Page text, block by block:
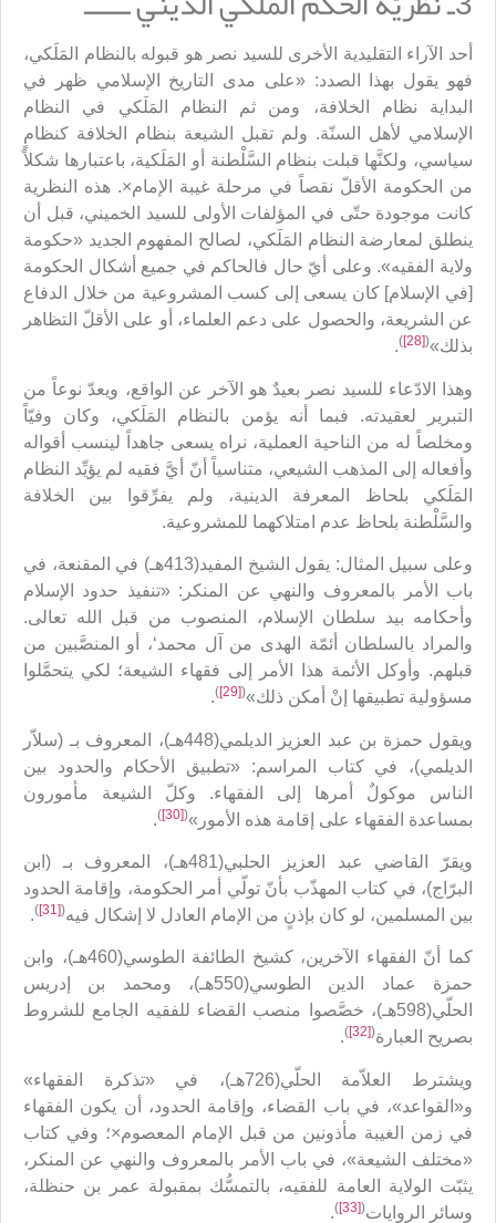
أحد الآراء التقليدية الأخرى للسيد نصر هو قبوله بالنظام المَلَكي،
فهو يقول بهذا الصدد: «على مدى التاريخ الإسلامي ظهر في
البداية نظام الخلافة، ومن ثم النظام المَلَكي في النظام
الإسلامي لأهل السنّة. ولم تقبل الشيعة بنظام الخلافة كنظامٍ
سياسي، ولكنَّها قبلت بنظام السَّلْطنة أو المَلَكية، باعتبارها شكلاً
من الحكومة الأقلّ نقصاً في مرحلة غيبة الإمام×. هذه النظرية
كانت موجودة حتّى في المؤلفات الأولى للسيد الخميني، قبل أن
ينطلق لمعارضة النظام المَلَكي، لصالح المفهوم الجديد «حكومة
ولاية الفقيه». وعلى أيّ حال فالحاكم في جميع أشكال الحكومة
[في الإسلام] كان يسعى إلى كسب المشروعية من خلال الدفاع
عن الشريعة، والحصول على دعم العلماء، أو على الأقلّ التظاهر
بذلك»(
[28]
)
.
وهذا الادّعاء للسيد نصر بعيدٌ هو الآخر عن الواقع، ويعدّ نوعاً من
التبرير لعقيدته. فبما أنه يؤمن بالنظام المَلَكي، وكان وفيّاً
ومخلصاً له من الناحية العملية، نراه يسعى جاهداً لينسب أقواله
وأفعاله إلى المذهب الشيعي، متناسياً أنّ أيَّ فقيه لم يؤيِّد النظام
المَلَكي بلحاظ المعرفة الدينية، ولم يفرِّقوا بين الخلافة
والسَّلْطنة بلحاظ عدم امتلاكهما للمشروعية.
وعلى سبيل المثال: يقول الشيخ المفيد(413هـ) في المقنعة، في
باب الأمر بالمعروف والنهي عن المنكر: «تنفيذ حدود الإسلام
وأحكامه بيد سلطان الإسلام، المنصوب من قبل الله تعالى.
والمراد بالسلطان أئمّة الهدى من آل محمد‘، أو المنصَّبين من
قبلهم. وأوكل الأئمة هذا الأمر إلى فقهاء الشيعة؛ لكي يتحمَّلوا
مسؤولية تطبيقها إنْ أمكن ذلك»(
[29]
)
.
ويقول حمزة بن عبد العزيز الديلمي(448هـ)، المعروف بـ (سلاّر
الديلمي)، في كتاب المراسم: «تطبيق الأحكام والحدود بين
الناس موكولٌ أمرها إلى الفقهاء. وكلّ الشيعة مأمورون
بمساعدة الفقهاء على إقامة هذه الأمور»(
[30]
)
.
ويقرّ القاضي عبد العزيز الحلبي(481هـ)، المعروف بـ (ابن
البرّاج)، في كتاب المهذّب بأنّ تولّي أمر الحكومة، وإقامة الحدود
بين المسلمين، لو كان بإذنٍ من الإمام العادل لا إشكال فيه(
[31]
)
.
كما أنّ الفقهاء الآخرين، كشيخ الطائفة الطوسي(460هـ)، وابن
حمزة عماد الدين الطوسي(550هـ)، ومحمد بن إدريس
الحلّي(598هـ)، خصَّصوا منصب القضاء للفقيه الجامع للشروط
بصريح العبارة(
[32]
)
.
ويشترط العلاّمة الحلّي(726هـ)، في «تذكرة الفقهاء»
و«القواعد»، في باب القضاء، وإقامة الحدود، أن يكون الفقهاء
في زمن الغيبة مأذونين من قبل الإمام المعصوم×؛ وفي كتاب
«مختلف الشيعة»، في باب الأمر بالمعروف والنهي عن المنكر،
يثبّت الولاية العامة للفقيه، بالتمسُّك بمقبولة عمر بن حنظلة،
وسائر الروايات(
[33]
)
.